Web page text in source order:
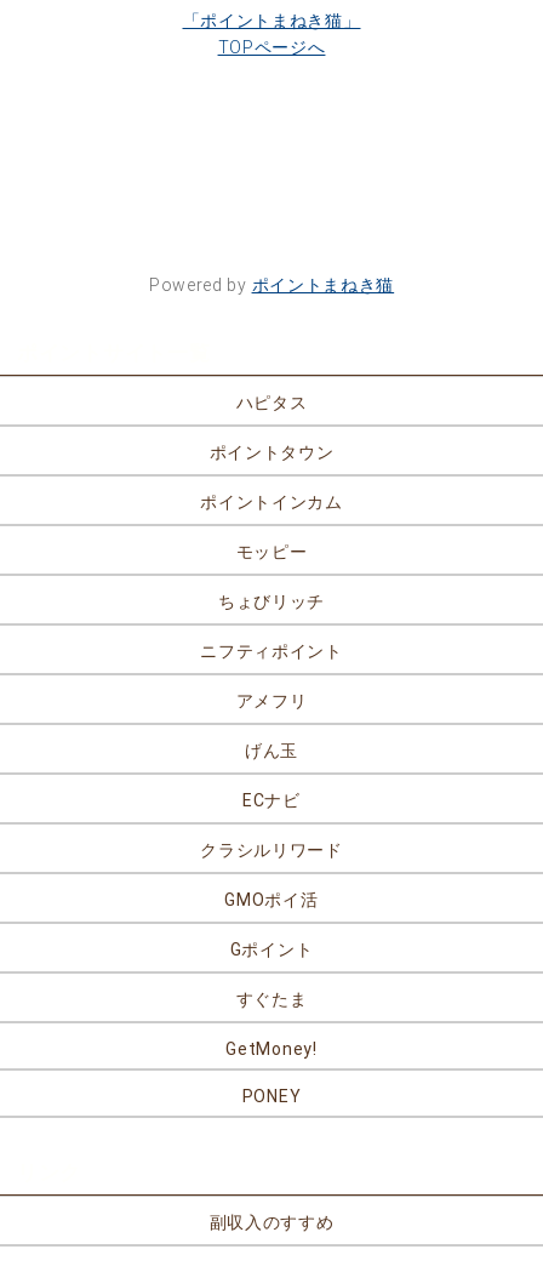
「ポイントまねき猫」
TOPページへ
Powered by ポイントまねき猫
ハピタス
ポイントタウン
ポイントインカム
モッピー
ちょびリッチ
ニフティポイント
アメフリ
げん玉
ECナビ
クラシルリワード
GMOポイ活
Gポイント
すぐたま
GetMoney!
PONEY
副収入のすすめ